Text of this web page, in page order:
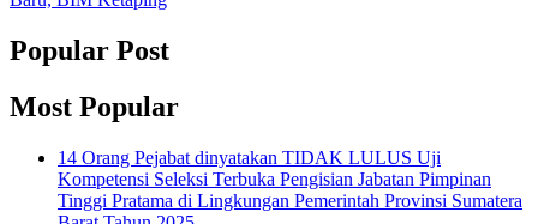
Popular Post
Most Popular
14 Orang Pejabat dinyatakan TIDAK LULUS Uji
Kompetensi Seleksi Terbuka Pengisian Jabatan Pimpinan
Tinggi Pratama di Lingkungan Pemerintah Provinsi Sumatera